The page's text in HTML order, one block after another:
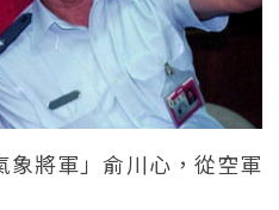
象將軍」俞川心，從空軍